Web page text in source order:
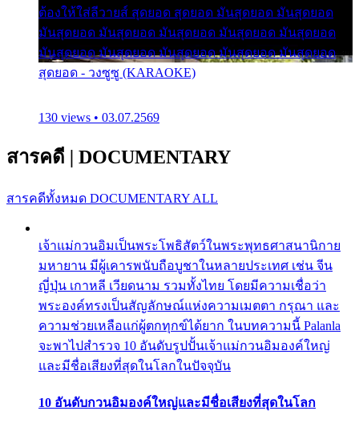
ต้องให้ใส่ลีวายส์ สุดยอด สุดยอด มันสุดยอด มันสุดยอด
มันสุดยอด มันสุดยอด มันสุดยอด มันสุดยอด มันสุดยอด
มันสุดยอด มันสุดยอด มันสุดยอด มันสุดยอด มันสุดยอด
สุดยอด - วงซูซู (KARAOKE)
130 views • 03.07.2569
สารคดี | DOCUMENTARY
สารคดีทั้งหมด DOCUMENTARY ALL
เจ้าแม่กวนอิมเป็นพระโพธิสัตว์ในพระพุทธศาสนานิกาย
มหายาน มีผู้เคารพนับถือบูชาในหลายประเทศ เช่น จีน
ญี่ปุ่น เกาหลี เวียดนาม รวมทั้งไทย โดยมีความเชื่อว่า
พระองค์ทรงเป็นสัญลักษณ์แห่งความเมตตา กรุณา และ
ความช่วยเหลือแก่ผู้ตกทุกข์ได้ยาก ในบทความนี้ Palanla
จะพาไปสำรวจ 10 อันดับรูปปั้นเจ้าแม่กวนอิมองค์ใหญ่
และมีชื่อเสียงที่สุดในโลกในปัจจุบัน
10 อันดับกวนอิมองค์ใหญ่และมีชื่อเสียงที่สุดในโลก